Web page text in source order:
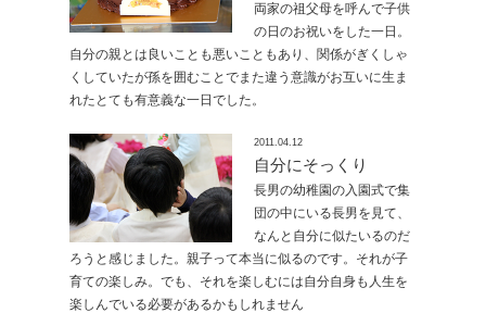
両家の祖父母を呼んで子供
の日のお祝いをした一日。
自分の親とは良いことも悪いこともあり、関係がぎくしゃ
くしていたが孫を囲むことでまた違う意識がお互いに生ま
れたとても有意義な一日でした。
2011.04.12
自分にそっくり
長男の幼稚園の入園式で集
団の中にいる長男を見て、
なんと自分に似たいるのだ
ろうと感じました。親子って本当に似るのです。それが子
育ての楽しみ。でも、それを楽しむには自分自身も人生を
楽しんでいる必要があるかもしれません